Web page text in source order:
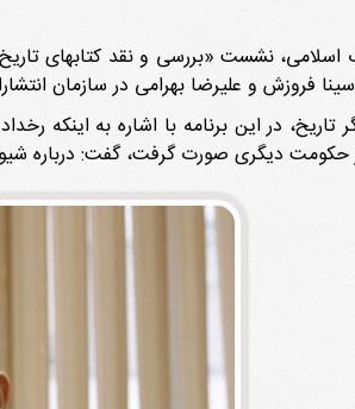
فروزش و علیرضا بهرامی در سازمان
حکومت دیگری صورت گرفت، گفت: درباره